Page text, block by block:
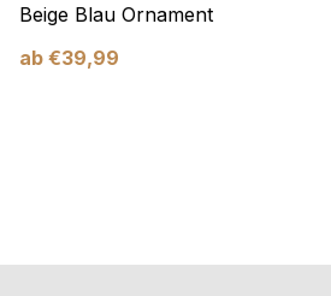
Beige Blau Ornament
ab €39,99